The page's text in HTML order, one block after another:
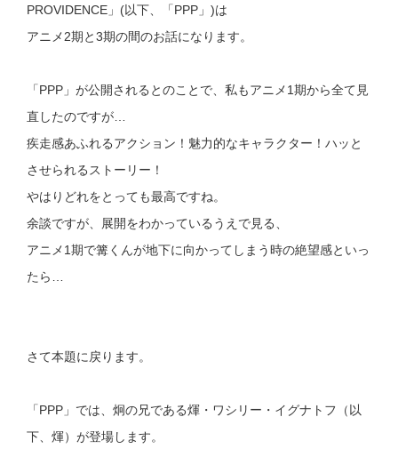
PROVIDENCE」(以下、「PPP」)は
アニメ2期と3期の間のお話になります。
「PPP」が公開されるとのことで、私もアニメ1期から全て見
直したのですが…
疾走感あふれるアクション！魅力的なキャラクター！ハッと
させられるストーリー！
やはりどれをとっても最高ですね。
余談ですが、展開をわかっているうえで見る、
アニメ1期で篝くんが地下に向かってしまう時の絶望感といっ
たら…
さて本題に戻ります。
「PPP」では、炯の兄である煇・ワシリー・イグナトフ（以
下、煇）が登場します。